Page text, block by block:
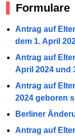
Formulare
Antrag auf
dem 1. April
Antrag auf
April 2024 und
Antrag auf
2024 geboren
Berliner
Antrag auf